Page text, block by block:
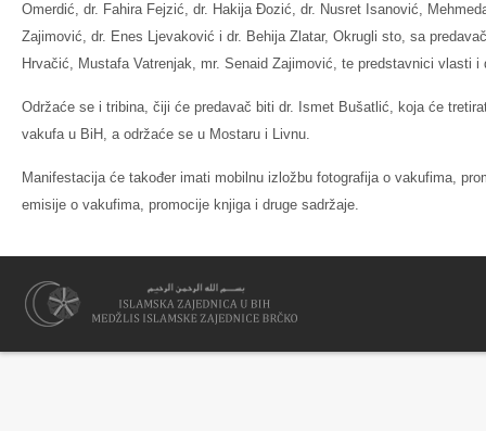
Omerdić, dr. Fahira Fejzić, dr. Hakija Đozić, dr. Nusret Isanović,
Zajimović, dr. Enes Ljevaković i dr. Behija Zlatar, Okrugli sto, sa
Hrvačić, Mustafa Vatrenjak, mr. Senaid Zajimović, te predstavnici vlasti i
Održaće se i tribina, čiji će predavač biti dr. Ismet Bušatlić, koja će
vakufa u BiH, a održaće se u Mostaru i Livnu.
Manifestacija će također imati mobilnu izložbu fotografija o vakufima,
emisije o vakufima, promocije knjiga i druge sadržaje.